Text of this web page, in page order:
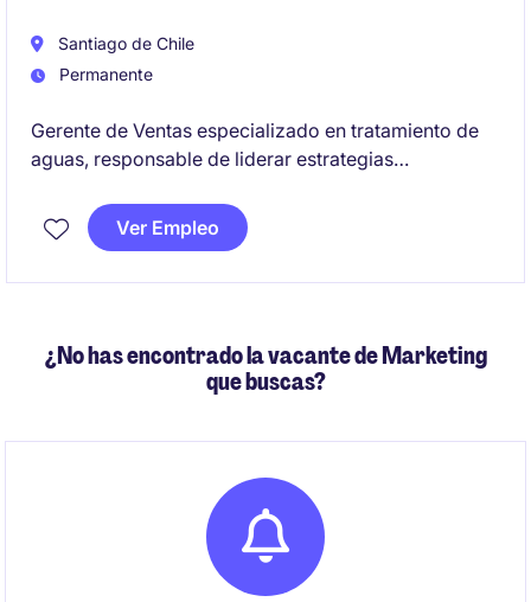
Santiago de Chile
Permanente
Gerente de Ventas especializado en tratamiento de
aguas, responsable de liderar estrategias
sector minero e industrial. Se busca un perfil con
enfoque en el desarrollo de soluciones, experiencia
Ver Empleo
¿No has encontrado la vacante de Marketing
que buscas?